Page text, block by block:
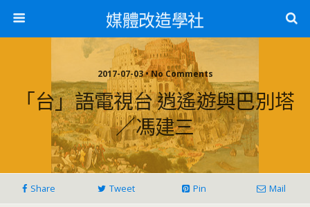
媒體改造學社
2017-07-03 • No Comments
「台」語電視台 逍遙遊與巴別塔
／馮建三
Share Tweet Pin Mail